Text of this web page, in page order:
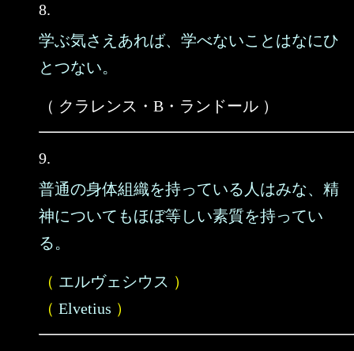
8.
学ぶ気さえあれば、学べないことはなにひ
とつない。
（ クラレンス・B・ランドール ）
9.
普通の身体組織を持っている人はみな、精
神についてもほぼ等しい素質を持ってい
る。
（ エルヴェシウス ）
（ Elvetius ）